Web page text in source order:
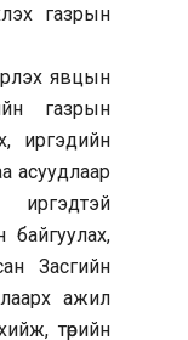
газрын
явцын
газрын
иргэдийн
асуудлаар
иргэдтэй
Засгийн
ажил
төрийн